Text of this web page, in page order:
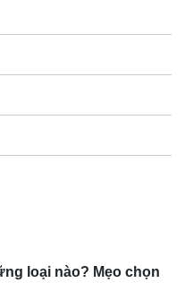
loại nào? Mẹo chọn